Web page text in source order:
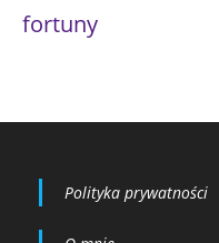
fortuny
Polityka prywatności